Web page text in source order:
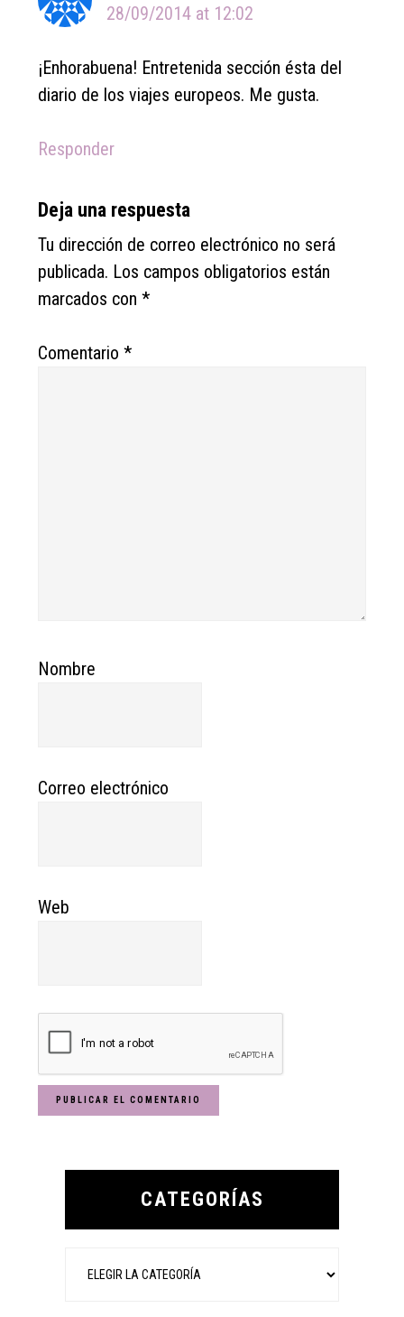
28/09/2014 at 12:02
¡Enhorabuena! Entretenida sección ésta del
diario de los viajes europeos. Me gusta.
Responder
Deja una respuesta
Tu dirección de correo electrónico no será
publicada. Los campos obligatorios están
marcados con*
Comentario*
Nombre
Correo electrónico
Web
Primary
CATEGORÍAS